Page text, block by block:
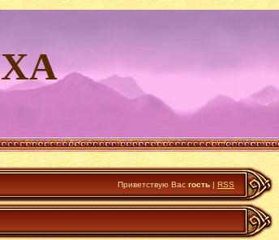
Приветствую Вас гость | RSS